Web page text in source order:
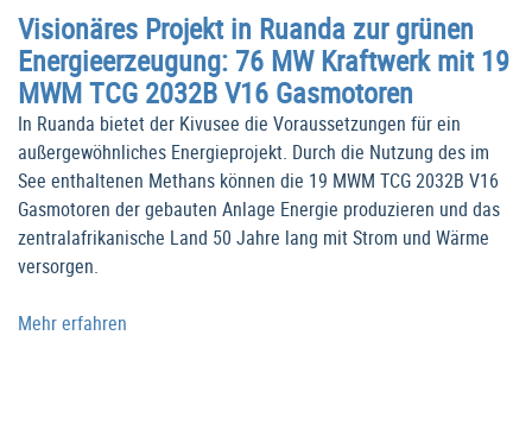
Visionäres Projekt in Ruanda zur grünen
Energieerzeugung: 76 MW Kraftwerk mit 19
MWM TCG 2032B V16 Gasmotoren
In Ruanda bietet der Kivusee die Voraussetzungen für ein
außergewöhnliches Energieprojekt. Durch die Nutzung des im
See enthaltenen Methans können die 19 MWM TCG 2032B V16
Gasmotoren der gebauten Anlage Energie produzieren und das
zentralafrikanische Land 50 Jahre lang mit Strom und Wärme
versorgen.
Mehr erfahren